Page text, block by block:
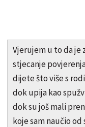
Vjerujem u to da je
stjecanje
dijete što više s
dok upija kao
dok su još mali
koje sam naučio